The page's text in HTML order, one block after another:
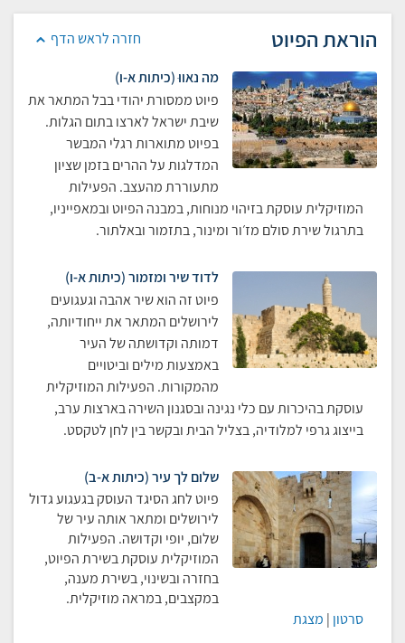
חזרה לראש הדף הוראת הפיוט
מה נאווּ (כיתות א-ו)
פיוט ממסורת יהודי בבל המתאר את
שיבת ישראל לארצו בתום הגלות.
בפיוט מתוארות רגלי המבשר
המדלגות על ההרים בזמן שציון
מתעוררת מהעצב. הפעילות
המוזיקלית עוסקת בזיהוי מנוחות, במבנה הפיוט ובמאפייניו,
בתרגול שירת סולם מז׳ור ומינור, בתזמור ובאלתור.
לדוד שיר ומזמור (כיתות א-ו)
פיוט זה הוא שיר אהבה וגעגועים
לירושלים המתאר את ייחודיותה,
דמותה וקדושתה של העיר
באמצעות מילים וביטויים
מהמקורות. הפעילות המוזיקלית
עוסקת בהיכרות עם כלי נגינה ובסגנון השירה בארצות ערב,
בייצוג גרפי למלודיה, בצליל הבית ובקשר בין לחן לטקסט.
שלום לך עיר (כיתות א-ב)
פיוט לחג הסיגד העוסק בגעגוע גדול
לירושלים ומתאר אותה עיר של
שלום, יופי וקדושה. הפעילות
המוזיקלית עוסקת בשירת הפיוט,
בחזרה ובשינוי, בשירת מענה,
במקצבים, במראה מוזיקלית.
סרטון | מצגת